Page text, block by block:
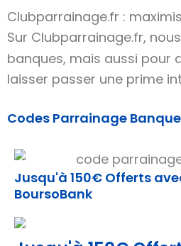
Clubparrainage.fr :
Sur Clubparrainage.fr,
banques, mais aussi pour
laisser passer une prime
Codes Parrainage Banque
Jusqu'à 150€ Offerts
BoursoBank